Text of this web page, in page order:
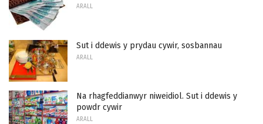
ARALL
Sut i ddewis y prydau cywir, sosbannau
ARALL
Na rhagfeddianwyr niweidiol. Sut i ddewis y
powdr cywir
ARALL